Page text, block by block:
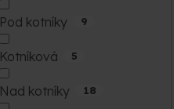
Pod kotníky 9
Kotníková 5
Nad kotníky 18